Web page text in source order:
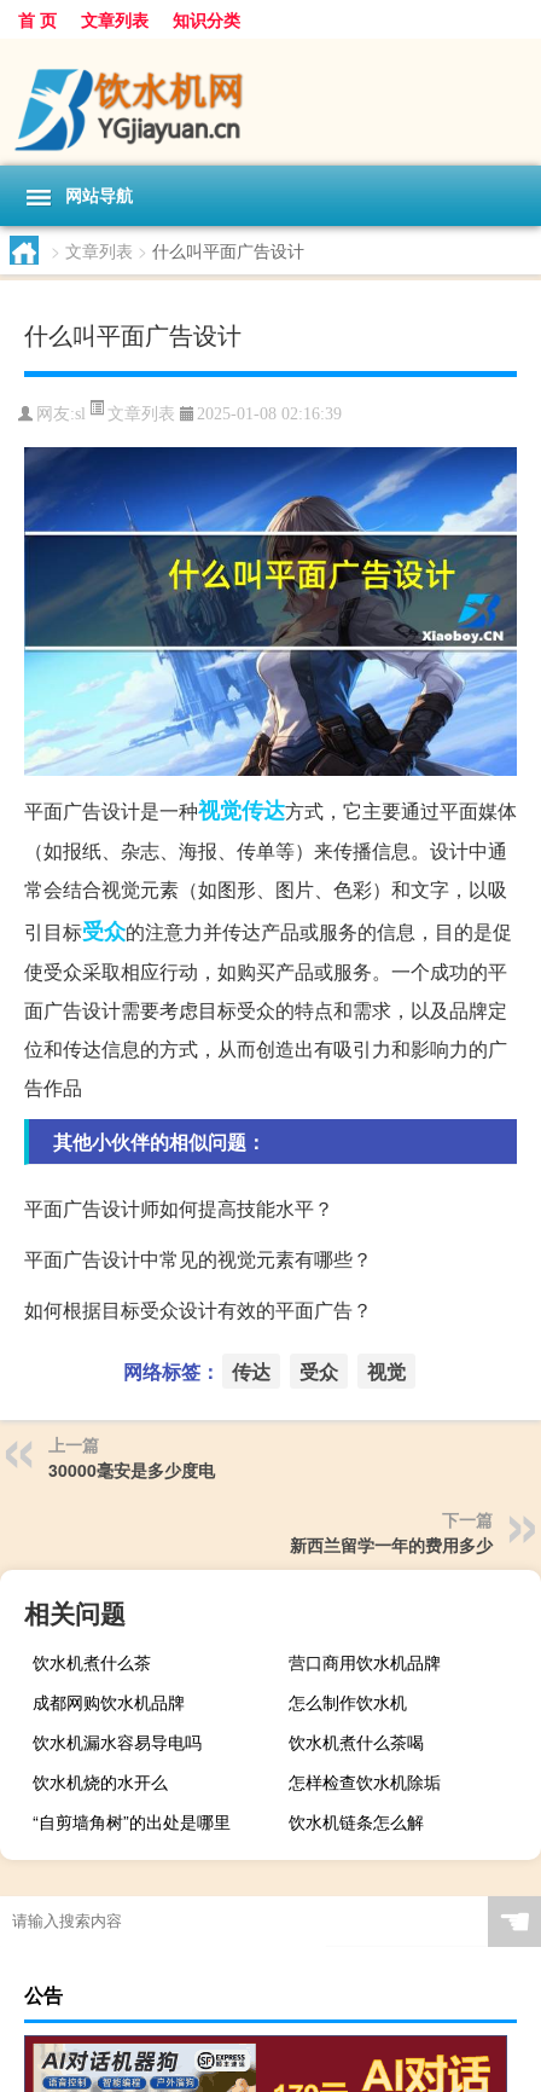
首 页 文章列表 知识分类
网站导航
> 文章列表 > 什么叫平面广告设计
什么叫平面广告设计
网友:sl 文章列表 2025-01-08 02:16:39
平面广告设计是一种视觉传达方式，它主要通过平面媒体
（如报纸、杂志、海报、传单等）来传播信息。设计中通
常会结合视觉元素（如图形、图片、色彩）和文字，以吸
引目标受众的注意力并传达产品或服务的信息，目的是促
使受众采取相应行动，如购买产品或服务。一个成功的平
面广告设计需要考虑目标受众的特点和需求，以及品牌定
位和传达信息的方式，从而创造出有吸引力和影响力的广
告作品
其他小伙伴的相似问题：
平面广告设计师如何提高技能水平？
平面广告设计中常见的视觉元素有哪些？
如何根据目标受众设计有效的平面广告？
网络标签： 传达 受众 视觉
上一篇
30000毫安是多少度电
下一篇
新西兰留学一年的费用多少
相关问题
饮水机煮什么茶
营口商用饮水机品牌
成都网购饮水机品牌
怎么制作饮水机
饮水机漏水容易导电吗
饮水机煮什么茶喝
饮水机烧的水开么
怎样检查饮水机除垢
“自剪墙角树”的出处是哪里
饮水机链条怎么解
☚
公告